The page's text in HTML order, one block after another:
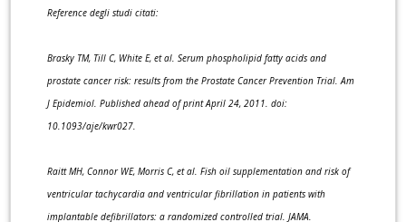
Reference degli studi citati:
Brasky TM, Till C, White E, et al. Serum phospholipid fatty acids and
prostate cancer risk: results from the Prostate Cancer Prevention Trial. Am
J Epidemiol. Published ahead of print April 24, 2011. doi:
10.1093/aje/kwr027.
Raitt MH, Connor WE, Morris C, et al. Fish oil supplementation and risk of
ventricular tachycardia and ventricular fibrillation in patients with
implantable defibrillators: a randomized controlled trial. JAMA.